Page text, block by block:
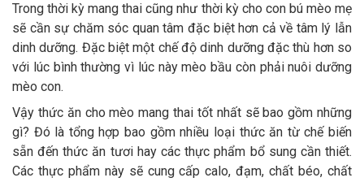
TIN TỨC
Thông tin về khách sạn,
spa cho thú cưng
Thông tin về chó
Thông tin về mèo
CHÍNH SÁCH
Trong thời kỳ mang thai cũng như thời kỳ cho con bú mèo mẹ
sẽ cần sự chăm sóc quan tâm đặc biệt hơn cả về tâm lý lẫn
dinh dưỡng. Đặc biệt một chế độ dinh dưỡng đặc thù hơn so
với lúc bình thường vì lúc này mèo bầu còn phải nuôi dưỡng
mèo con.
Vậy thức ăn cho mèo mang thai tốt nhất sẽ bao gồm những
gì? Đó là tổng hợp bao gồm nhiều loại thức ăn từ chế biến
sẵn đến thức ăn tươi hay các thực phẩm bổ sung cần thiết.
Các thực phẩm này sẽ cung cấp calo, đạm, chất béo, chất